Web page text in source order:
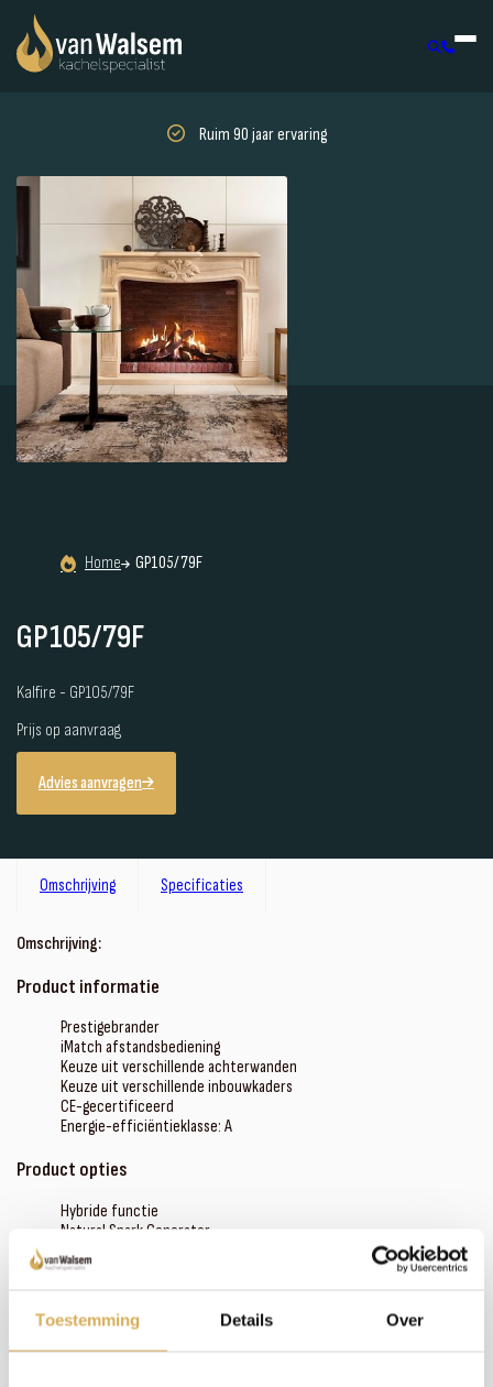
Toestemming Details Over
Ruim 90 jaar ervaring
Home GP105/79F
GP105/79F
Kalfire - GP105/79F
Prijs op aanvraag
Advies aanvragen
Omschrijving Specificaties
Omschrijving:
Product informatie
Prestigebrander
iMatch afstandsbediening
Keuze uit verschillende achterwanden
Keuze uit verschillende inbouwkaders
CE-gecertificeerd
Energie-efficiëntieklasse: A
Product opties
Hybride functie
Natural Spark Generator
Ontspiegeld glas
iMatch interface